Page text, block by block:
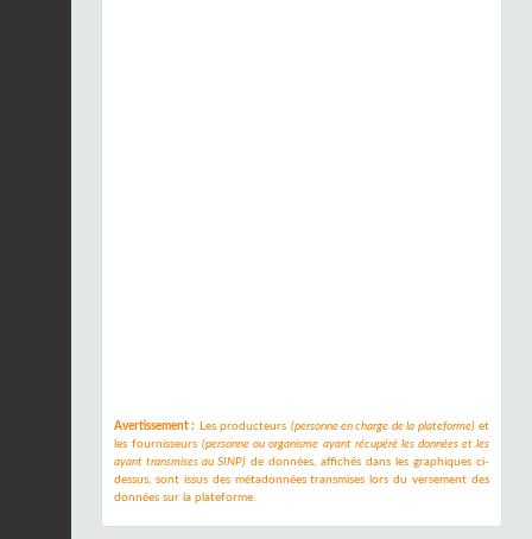
Avertissement : Les producteurs (personne en charge de la plateforme)et
les fournisseurs(personne ou organisme ayant récupéré les données et les
ayant transmises au SINP) de données, affichés dans les graphiques ci-
dessus, sont issus des métadonnées transmises lors du versement des
données sur la plateforme.